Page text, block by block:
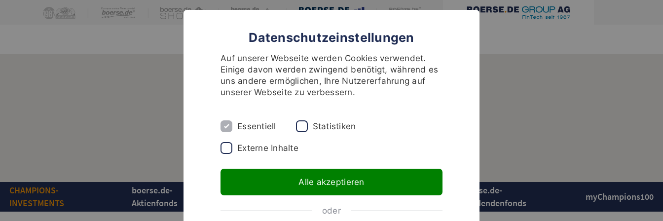
| | |
RECHERCHEINVESTMENTBLOGMEINUNGENÜBER UNS
CHAMPIONS-
INVESTMENTS
boerse.de-
Aktienfonds
boerse.de-
boerse.de-
Dividendenfonds
myChampions100
Datenschutzeinstellungen
Auf unserer Webseite werden Cookies verwendet.
Einige davon werden zwingend benötigt, während es
uns andere ermöglichen, Ihre Nutzererfahrung auf
unserer Webseite zu verbessern.
Essentiell Statistiken
Externe Inhalte
Alle akzeptieren
oder